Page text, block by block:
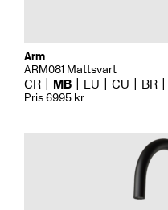
Arm
ARM081 Mattsvart
CR MB LU CU BR
Pris 6995 kr